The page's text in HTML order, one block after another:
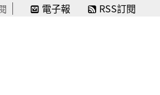
電子報 RSS訂閱